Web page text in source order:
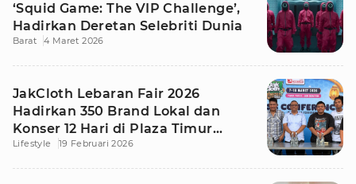
‘Squid Game: The VIP Challenge’,
Hadirkan Deretan Selebriti Dunia
Barat 4 Maret 2026
JakCloth Lebaran Fair 2026
Hadirkan 350 Brand Lokal dan
Konser 12 Hari di Plaza Timur
Senayan
Lifestyle 19 Februari 2026